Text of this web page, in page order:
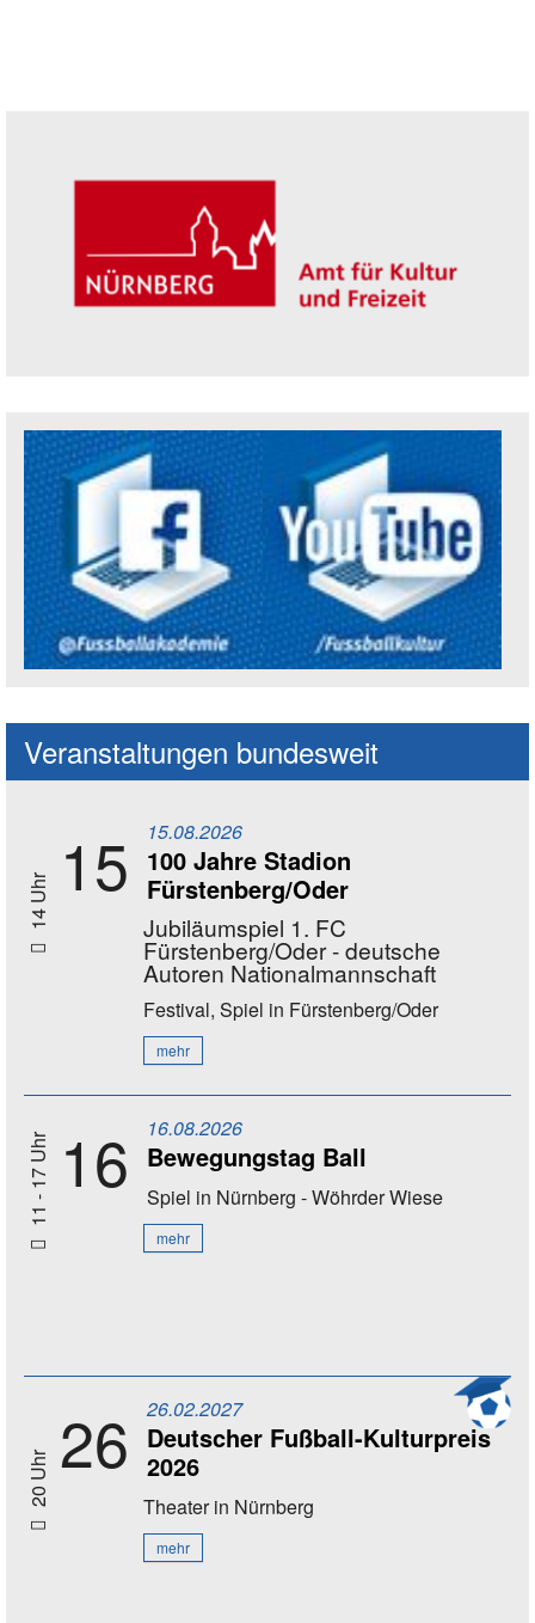
Veranstaltungen bundesweit
14 Uhr 15 15.08.2026
100 Jahre Stadion
Fürstenberg/Oder
Jubiläumspiel 1. FC
Fürstenberg/Oder - deutsche
Autoren Nationalmannschaft
Festival, Spiel in Fürstenberg/Oder
mehr
11 - 17 Uhr 16 16.08.2026
Bewegungstag Ball
Spiel in Nürnberg - Wöhrder Wiese
mehr
20 Uhr 26 26.02.2027
Deutscher Fußball-Kulturpreis
2026
Theaterin Nürnberg
mehr